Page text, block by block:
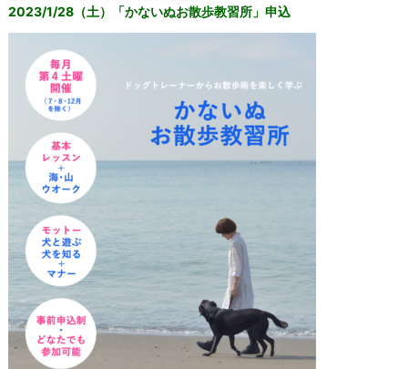
2023/1/28（土）「かないぬお散歩教習所」申込